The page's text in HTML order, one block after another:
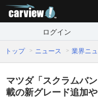
ログイン
トップ ニュース 業界ニ
マツダ「スクラムバ
載の新グレード追加